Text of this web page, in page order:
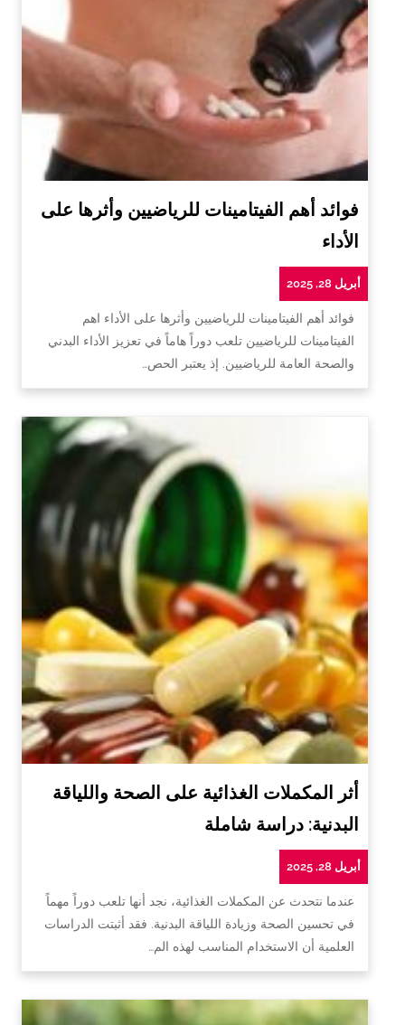
فوائد أهم الفيتامينات للرياضيين وأثرها على
الأداء
أبريل 28, 2025
فوائد أهم الفيتامينات للرياضيين وأثرها على الأداء اهم
الفيتامينات للرياضيين تلعب دوراً هاماً في تعزيز الأداء البدني
والصحة العامة للرياضيين. إذ يعتبر الحص…
أثر المكملات الغذائية على الصحة واللياقة
البدنية: دراسة شاملة
أبريل 28, 2025
عندما نتحدث عن المكملات الغذائية، نجد أنها تلعب دوراً مهماً
في تحسين الصحة وزيادة اللياقة البدنية. فقد أثبتت الدراسات
العلمية أن الاستخدام المناسب لهذه الم…